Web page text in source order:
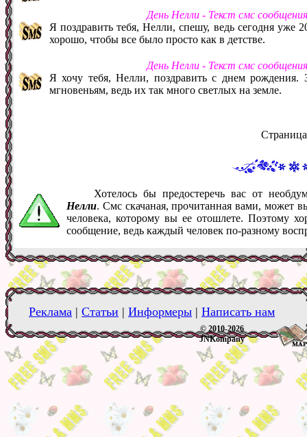
День Нелли - Текст смс
Я поздравить тебя, Нелли, спешу, ведь сегодня уже
хорошо, чтобы все было просто как в детстве.
День Нелли - Текст смс
Я хочу тебя, Нелли, поздравить с днем
мгновеньям, ведь их так много светлых на земле.
Хотелось бы предостеречь вас от
Нелли. Смс скачаная, прочитанная вами, может
человека, которому вы ее отошлете. Поэтому
сообщение, ведь каждый человек по-разному
Реклама | Статьи | Информеры | Написать нам
© 2010-2026
JNKompany